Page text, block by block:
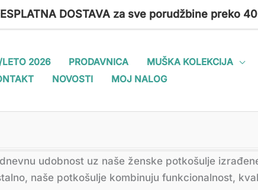
DOSTAVA za sve porudžbine preko
LETO 2026 PRODAVNICA MUŠKA KOLEKCIJA
NOVOSTI MOJ NALOG
udobnost uz naše ženske potkošulje
naše potkošulje kombinuju funkcionalnost,
Сортирано
по
најновијем